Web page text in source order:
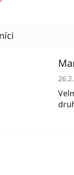
5 hvězdiček.